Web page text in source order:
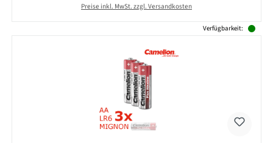
Preise inkl. MwSt. zzgl. Versandkosten
Verfügbarkeit: